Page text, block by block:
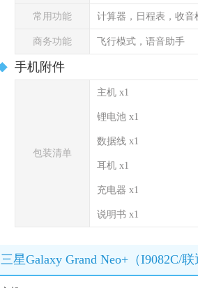
常用功能 计算器，日程表，收
商务功能 飞行模式，语音助手
手机附件
包装清单
主机 x1
锂电池 x1
数据线 x1
耳机 x1
充电器 x1
说明书 x1
三星Galaxy Grand Neo+（I9082C/